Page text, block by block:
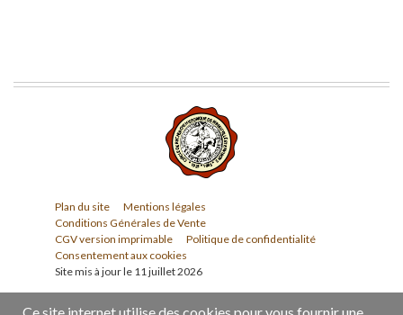
Plan du site
Mentions légales
Conditions Générales de Vente
CGV version imprimable
Politique de confidentialité
Consentement aux cookies
Site mis à jour le 11 juillet 2026